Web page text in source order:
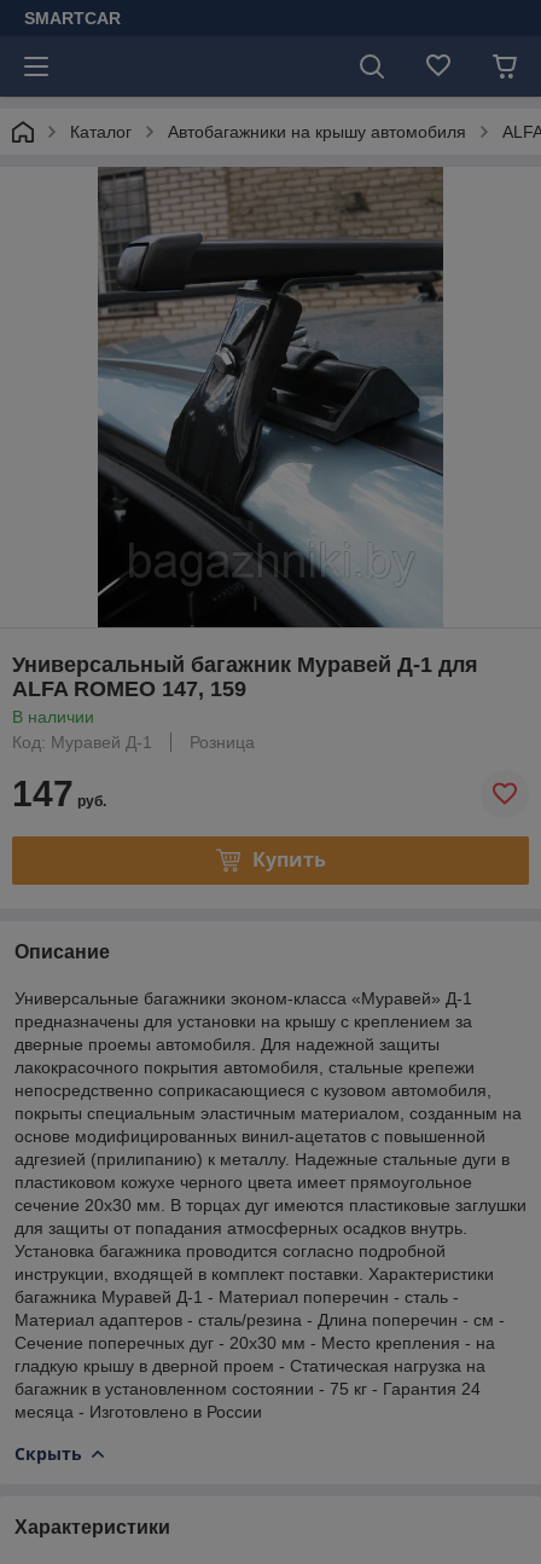
SMARTCAR
Каталог Автобагажники на крышу автомобиля
Универсальный багажник Муравей Д-1 для
ALFA ROMEO 147, 159
В наличии
Код: Муравей Д-1
Розница
147 руб.
Купить
Описание
Универсальные багажники эконом-класса «Муравей» Д-1
предназначены для установки на крышу с креплением за
дверные проемы автомобиля. Для надежной защиты
лакокрасочного покрытия автомобиля, стальные крепежи
непосредственно соприкасающиеся с кузовом автомобиля,
покрыты специальным эластичным материалом, созданным на
основе модифицированных винил-ацетатов с повышенной
адгезией (прилипанию) к металлу. Надежные стальные дуги в
пластиковом кожухе черного цвета имеет прямоугольное
сечение 20х30 мм. В торцах дуг имеются пластиковые заглушки
для защиты от попадания атмосферных осадков внутрь.
Установка багажника проводится согласно подробной
инструкции, входящей в комплект поставки. Характеристики
багажника Муравей Д-1 - Материал поперечин - сталь -
Материал адаптеров - сталь/резина - Длина поперечин - см -
Сечение поперечных дуг - 20х30 мм - Место крепления - на
гладкую крышу в дверной проем - Статическая нагрузка на
багажник в установленном состоянии - 75 кг - Гарантия 24
месяца - Изготовлено в России
Скрыть
Характеристики